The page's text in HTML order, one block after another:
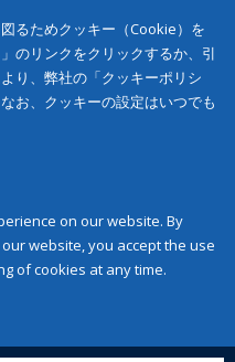
るためクッキー（Cookie）を
のリンクをクリックするか、引
り、弊社の「クッキーポリシ
お、クッキーの設定はいつでも
on our website. By
website, you accept the use
of cookies at any time.